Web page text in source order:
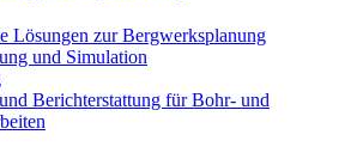
Lösungen zur Bergwerksplanung
und Simulation
Berichterstattung für Bohr- und